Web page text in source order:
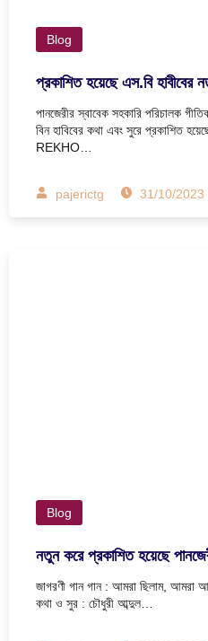
Blog
প্রকাশিত হয়েছে এস.বি হাবীবের
পানজেরীর স্বাবেক সহকারি পরিচালক
বিন হাবিবের কথা এবং সুরে প্রকাশিত
REKHO…
pajerictg 31/10/2023
Blog
নতুন করে প্রকাশিত হয়েছে
জাগরণী গান গান : আমরা ছিলাম, আমরা
কথা ও সুর : চৌধুরী আব্দুল…